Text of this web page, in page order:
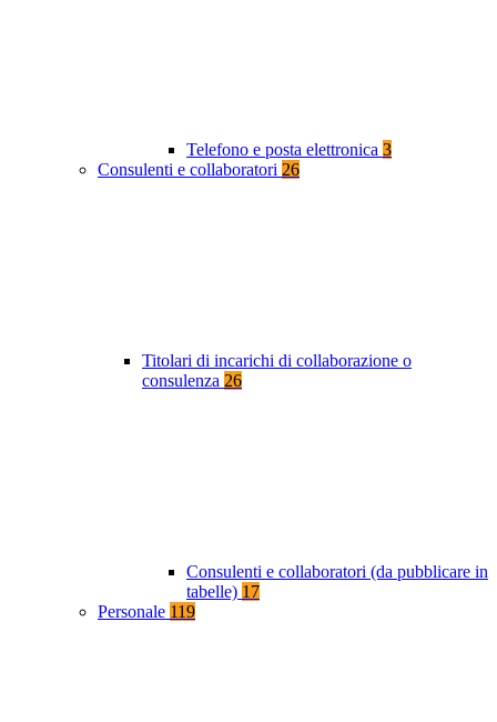
Telefono e posta elettronica 3
Consulenti e collaboratori 26
Titolari di incarichi di collaborazione o
consulenza 26
Consulenti e collaboratori (da pubblicare in
tabelle) 17
Personale 119